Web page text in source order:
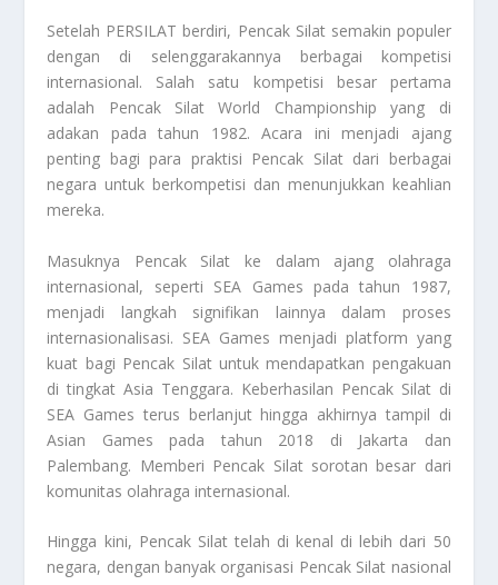
Setelah PERSILAT berdiri, Pencak Silat semakin populer
dengan di selenggarakannya berbagai kompetisi
internasional. Salah satu kompetisi besar pertama
adalah Pencak Silat World Championship yang di
adakan pada tahun 1982. Acara ini menjadi ajang
penting bagi para praktisi Pencak Silat dari berbagai
negara untuk berkompetisi dan menunjukkan keahlian
mereka.
Masuknya Pencak Silat ke dalam ajang olahraga
internasional, seperti SEA Games pada tahun 1987,
menjadi langkah signifikan lainnya dalam proses
internasionalisasi. SEA Games menjadi platform yang
kuat bagi Pencak Silat untuk mendapatkan pengakuan
di tingkat Asia Tenggara. Keberhasilan Pencak Silat di
SEA Games terus berlanjut hingga akhirnya tampil di
Asian Games pada tahun 2018 di Jakarta dan
Palembang. Memberi Pencak Silat sorotan besar dari
komunitas olahraga internasional.
Hingga kini, Pencak Silat telah di kenal di lebih dari 50
negara, dengan banyak organisasi Pencak Silat nasional